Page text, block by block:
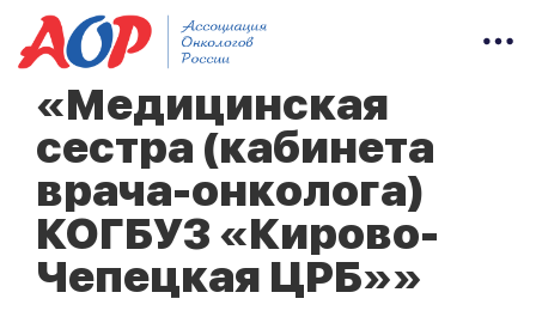
«Медицинская
сестра (кабинета
врача-онколога)
КОГБУЗ «Кирово-
Чепецкая ЦРБ»»